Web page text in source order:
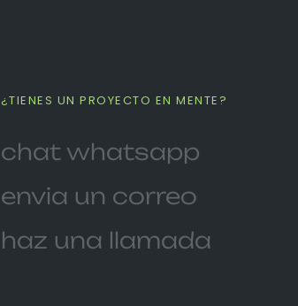
¿TIENES UN PROYECTO EN MENTE?
chat whatsapp
envia un correo
haz una llamada